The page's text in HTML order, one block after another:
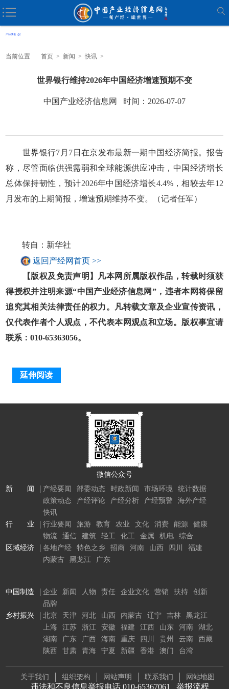
当前位置 首页 > 新闻 > 快讯 >
世界银行维持2026年中国经济增速预期不变
中国产业经济信息网 时间：2026-07-07
世界银行7月7日在京发布最新一期中国经济简报。报告
称，尽管面临供强需弱和全球能源供应冲击，中国经济增长
总体保持韧性，预计2026年中国经济增长4.4%，相较去年12
月发布的上期简报，增速预期维持不变。（记者任军）
转自：新华社
返回产经网首页 >>
【版权及免责声明】凡本网所属版权作品，转载时须获
得授权并注明来源“中国产业经济信息网”，违者本网将保留
追究其相关法律责任的权力。凡转载文章及企业宣传资讯，
仅代表作者个人观点，不代表本网观点和立场。版权事宜请
联系：010-65363056。
延伸阅读
微信公众号
新 闻
产经要闻 部委动态 时政新闻 市场环境
统计数据
政策动态
产经评论 产经分析 产经预警
海外产经
快讯
行 业
行业要闻 旅游 教育 农业 文化 消费 能源
健康
物流
通信 建筑 轻工 化工 金属 机电
综合
区域经济
各地产经 特色之乡 招商 河南 山西 四川
福建
内蒙古
黑龙江 广东
中国制造 企业 新闻 人物 责任 企业文化 营销 扶持
创新
品牌
乡村振兴
北京 天津 河北 山西 内蒙古 辽宁 吉林
黑龙江
上海
江苏 浙江 安徽 福建 江西 山东 河南
湖北
湖南
广东 广西 海南 重庆 四川 贵州 云南
西藏
陕西
甘肃 青海 宁夏 新疆 香港 澳门 台湾
关于我们 组织架构 网站声明 联系我们 网站地图
违法和不良信息举报电话 010-65367061 举报流程